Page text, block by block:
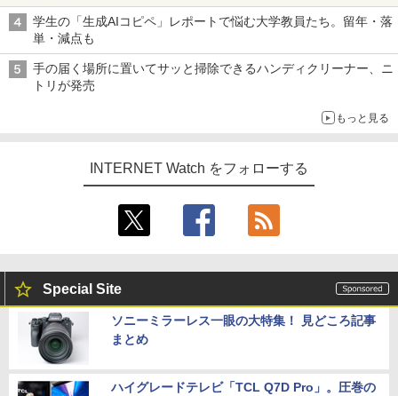
学生の「生成AIコピペ」レポートで悩む大学教員たち。留年・落
単・減点も
手の届く場所に置いてサッと掃除できるハンディクリーナー、ニ
トリが発売
もっと見る
INTERNET Watch をフォローする
Special Site
ソニーミラーレス一眼の大特集！ 見どころ記事
まとめ
ハイグレードテレビ「TCL Q7D Pro」。圧巻の